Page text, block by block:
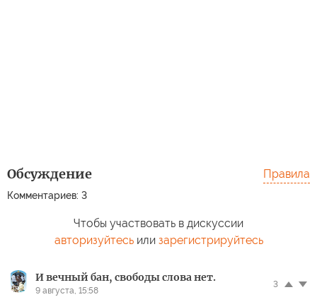
Обсуждение
Комментариев: 3
Правила
Чтобы участвовать в дискуссии
авторизуйтесьили зарегистрируйтесь
И вечный бан, свободы слова нет.
9 августа, 15:58
3